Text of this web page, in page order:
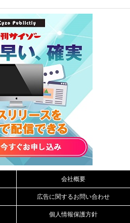
会社概要
広告に関するお問い合わせ
個人情報保護方針